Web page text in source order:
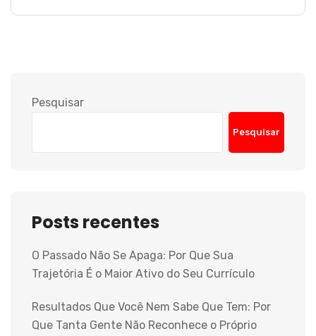
Pesquisar
Pesquisar
Posts recentes
O Passado Não Se Apaga: Por Que Sua
Trajetória É o Maior Ativo do Seu Currículo
Resultados Que Você Nem Sabe Que Tem: Por
Que Tanta Gente Não Reconhece o Próprio